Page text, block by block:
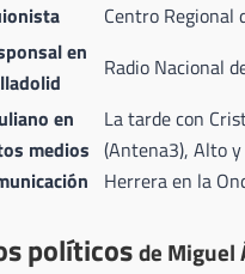
Centro Regional
en
Radio Nacional
en
medios
La tarde con
(Antena3), Alto y
Herrera en la
políticosde Miguel